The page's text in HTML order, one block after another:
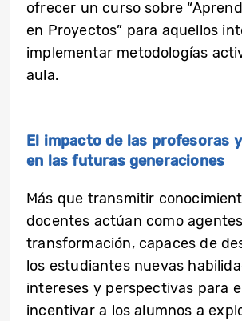
ofrecer un curso sobre
en Proyectos” para aquellos
implementar metodologías
aula.
El impacto de las profesoras
en las futuras generaciones
Más que transmitir
docentes actúan como
transformación, capaces de
los estudiantes nuevas
intereses y perspectivas para
incentivar a los alumnos a